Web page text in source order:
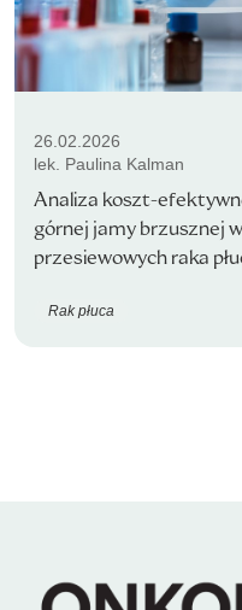
26.02.2026
lek. Paulina Kalman
Analiza koszt-
górnej jamy brzusznej
przesiewowych raka
Rak płuca